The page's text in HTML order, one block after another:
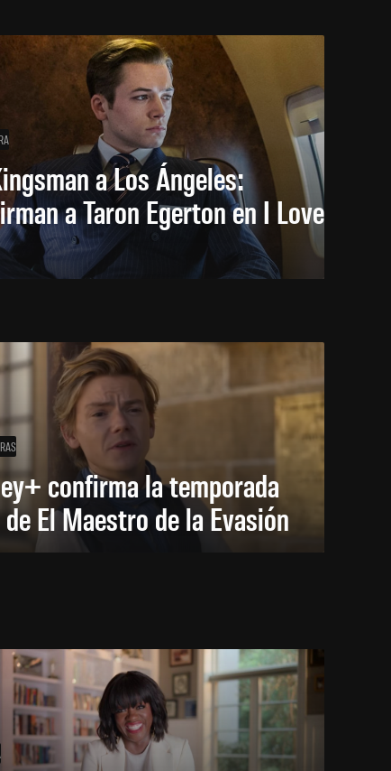
a Los Ángeles:
a Taron Egerton en I Love
confirma la temporada
El Maestro de la Evasión